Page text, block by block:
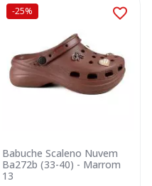
-25%
Babuche Scaleno Nuvem
Ba272b (33-40) - Marrom
13